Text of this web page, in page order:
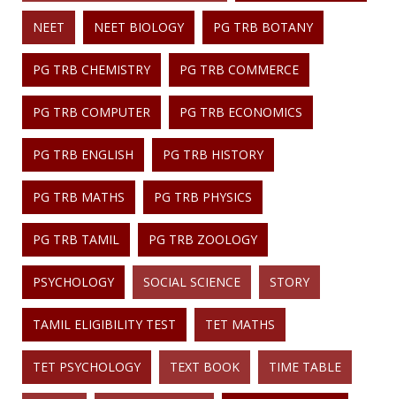
NEET NEET BIOLOGY PG TRB BOTANY
PG TRB CHEMISTRY PG TRB COMMERCE
PG TRB COMPUTER PG TRB ECONOMICS
PG TRB ENGLISH PG TRB HISTORY
PG TRB MATHS PG TRB PHYSICS
PG TRB TAMIL PG TRB ZOOLOGY
PSYCHOLOGY SOCIAL SCIENCE STORY
TAMIL ELIGIBILITY TEST TET MATHS
TET PSYCHOLOGY TEXT BOOK TIME TABLE